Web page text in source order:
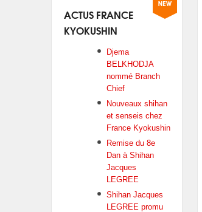
ACTUS FRANCE
KYOKUSHIN
Djema
BELKHODJA
nommé Branch
Chief
Nouveaux shihan
et senseis chez
France Kyokushin
Remise du 8e
Dan à Shihan
Jacques
LEGREE
Shihan Jacques
LEGREE promu